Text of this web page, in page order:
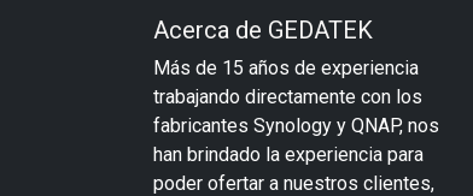
Acerca de GEDATEK
Más de 15 años de experiencia
trabajando directamente con los
fabricantes Synology y QNAP, nos
han brindado la experiencia para
poder ofertar a nuestros clientes,